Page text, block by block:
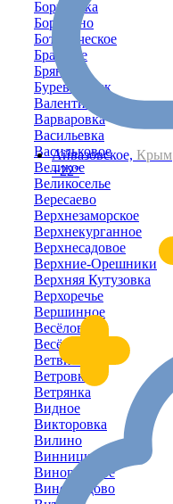
Айвазовское, Крым
+22°
Борисовка
Бородино
Ботаническое
Братское
Брянское
Буревестник
Валентиново
Варваровка
Васильевка
Васильковое
Великое
Великоселье
Вересаево
Верхнезаморское
Верхнекурганное
Верхнесадовое
Верхние-Орешники
Верхняя Кутузовка
Верхоречье
Вершинное
Весёловка
Весёлое
Ветвистое
Ветровка
Ветрянка
Видное
Викторовка
Вилино
Винницкое
Виноградное
Виноградово